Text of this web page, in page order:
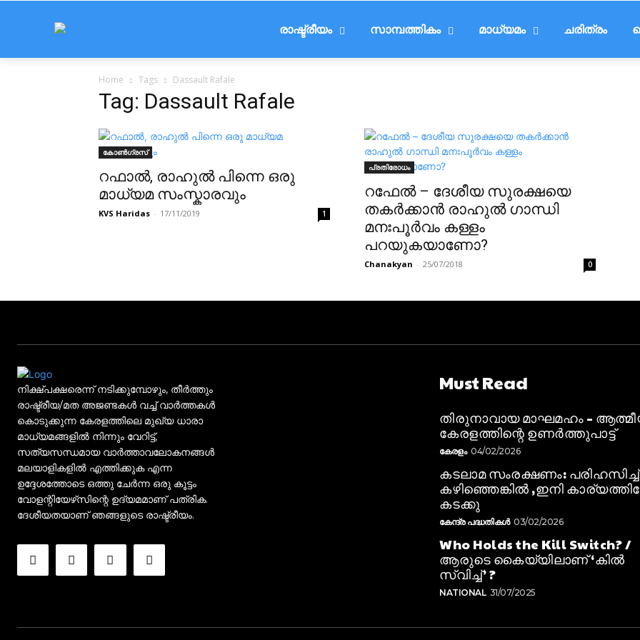
രാഷ്ട്രീയം സാമ്പത്തികം മാധ്യമം ചരിത്രം
Home Tags Dassault Rafale
Tag: Dassault Rafale
കോൺഗ്രസ്
റഫാൽ, രാഹുൽ പിന്നെ ഒരു
മാധ്യമ സംസ്കാരവും
KVS Haridas - 17/11/2019 1
പ്രതിരോധം
റഫേൽ – ദേശീയ സുരക്ഷയെ
തകർക്കാൻ രാഹുൽ ഗാന്ധി
മനഃപൂർവം കള്ളം
പറയുകയാണോ?
Chanakyan - 25/07/2018 0
നിക്ഷ്പക്ഷരെന്ന് നടിക്കുമ്പോഴും, തീർത്തും
രാഷ്ട്രീയ/മത അജണ്ടകൾ വച്ച് വാർത്തകൾ
കൊടുക്കുന്ന കേരളത്തിലെ മുഖ്യ ധാരാ
മാധ്യമങ്ങളിൽ നിന്നും വേറിട്ട്,
സത്യസന്ധമായ വാർത്താവലോകനങ്ങൾ
മലയാളികളിൽ എത്തിക്കുക എന്ന
ഉദ്ദേശത്തോടെ ഒത്തു ചേർന്ന ഒരു കൂട്ടം
വോളന്റിയേഴ്‌സിന്റെ ഉദ്യമമാണ് പത്രിക.
ദേശീയതയാണ് ഞങ്ങളുടെ രാഷ്ട്രീയം.
Must Read
തിരുനാവായ മാഘമഹം –
കേരളത്തിന്റെ ഉണർത്തുപാട്ട്
കേരളം 04/02/2026
കടലാമ സംരക്ഷണം: പരിഹസിച്ച്
കഴിഞ്ഞെങ്കിൽ ,ഇനി
കടക്കു
കേന്ദ്ര പദ്ധതികൾ 03/02/2026
Who Holds the Kill Switch? /
ആരുടെ കൈയ്യിലാണ് ‘കിൽ
സ്വിച്ച്’ ?
NATIONAL 31/07/2025